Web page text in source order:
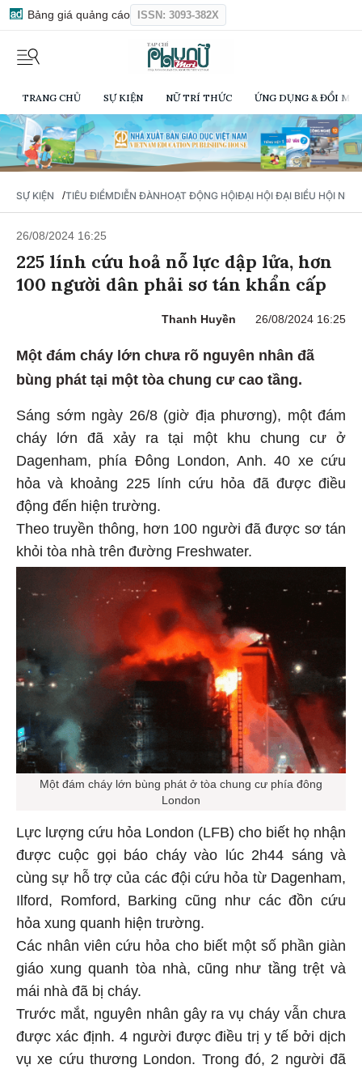
Bảng giá quảng cáo ISSN: 3093-382X
TRANG CHỦ SỰ KIỆN NỮ TRÍ THỨC ỨNG DỤNG & ĐỔI
SỰ KIỆN /TIÊU ĐIỂMDIỄN ĐÀNHOẠT ĐỘNG HỘIĐẠI HỘI ĐẠI BIỂU HỘI NỮ
26/08/2024 16:25
225 lính cứu hoả nỗ lực dập lửa, hơn
100 người dân phải sơ tán khẩn cấp
Thanh Huyền 26/08/2024 16:25
Một đám cháy lớn chưa rõ nguyên nhân đã
bùng phát tại một tòa chung cư cao tầng.
Sáng sớm ngày 26/8 (giờ địa phương), một đám
cháy lớn đã xảy ra tại một khu chung cư ở
Dagenham, phía Đông London, Anh. 40 xe cứu
hỏa và khoảng 225 lính cứu hỏa đã được điều
động đến hiện trường.
Theo truyền thông, hơn 100 người đã được sơ tán
khỏi tòa nhà trên đường Freshwater.
Một đám cháy lớn bùng phát ở tòa chung cư phía đông
London
Lực lượng cứu hỏa London (LFB) cho biết họ nhận
được cuộc gọi báo cháy vào lúc 2h44 sáng và
cùng sự hỗ trợ của các đội cứu hỏa từ Dagenham,
Ilford, Romford, Barking cũng như các đồn cứu
hỏa xung quanh hiện trường.
Các nhân viên cứu hỏa cho biết một số phần giàn
giáo xung quanh tòa nhà, cũng như tầng trệt và
mái nhà đã bị cháy.
Trước mắt, nguyên nhân gây ra vụ cháy vẫn chưa
được xác định. 4 người được điều trị y tế bởi dịch
vụ xe cứu thương London. Trong đó, 2 người đã